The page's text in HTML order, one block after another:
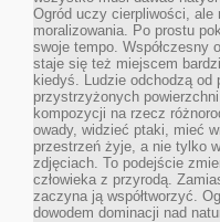
Ogród uczy cierpliwości, ale
moralizowania. Po prostu
swoje tempo. Współczesny
staje się też miejscem
kiedyś. Ludzie odchodzą od
przystrzyżonych
kompozycji na rzecz
owady, widzieć ptaki, mieć
przestrzeń żyje, a nie tylko
zdjęciach. To podejście
człowieka z przyrodą.
zaczyna ją współtworzyć.
dowodem dominacji nad